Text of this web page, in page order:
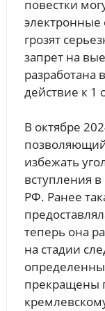
повестки
электронные
грозят
запрет на
разработана
действие к 1
В октябре
избежать
вступления
РФ. Ранее
теперь она
на стадии
прекращены